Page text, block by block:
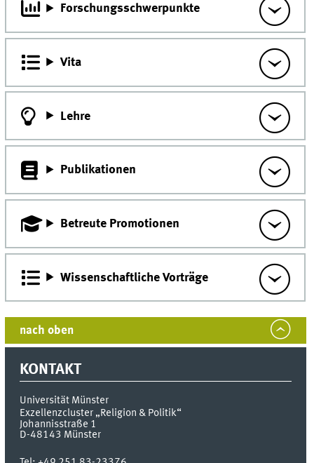
Forschungsschwerpunkte
Vita
Lehre
Publikationen
Betreute Promotionen
Wissenschaftliche Vorträge
nach oben
KONTAKT
Universität Münster
Exzellenzcluster „Religion & Politik“
Johannisstraße 1
D-48143 Münster